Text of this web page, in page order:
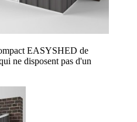
EASYSHED de
ne disposent pas d'un